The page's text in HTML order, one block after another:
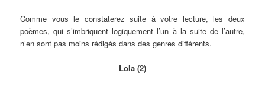
Comme vous le constaterez suite à votre lecture, les deux
poèmes, qui s’imbriquent logiquement l’un à la suite de l’autre,
n’en sont pas moins rédigés dans des genres différents.
Lola (2)